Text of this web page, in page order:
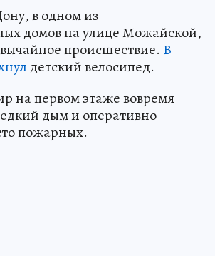
в одном из
домов на улице Можайской,
происшествие. В
детский велосипед.
на первом этаже вовремя
едкий дым и оперативно
пожарных.